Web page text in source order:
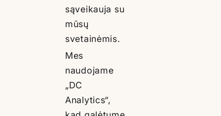
sąveikauja su
mūsų
svetainėmis.
Mes
naudojame
„DC
Analytics“,